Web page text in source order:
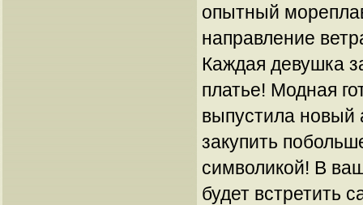
опытный
направление
Каждая девушка
платье! Модная
выпустила новый
закупить
символикой! В
будет встретить